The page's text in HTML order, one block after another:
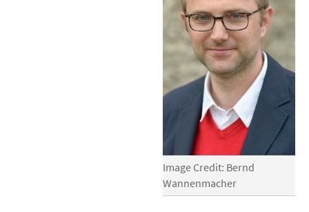
Image Credit: Bernd
Wannenmacher